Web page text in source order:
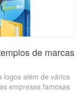
de marcas
logos além de vários
empresas famosas